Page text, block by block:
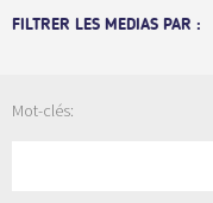
FILTRER LES MEDIAS PAR :
Mot-clés: